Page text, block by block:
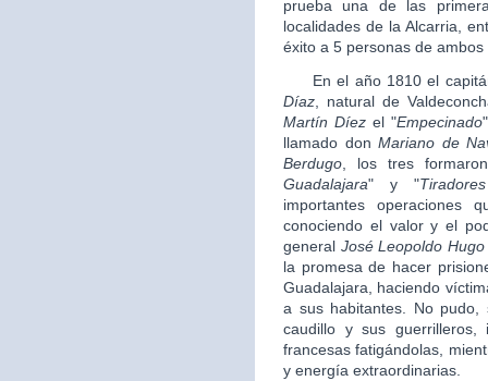
prueba una de las
localidades de la Alcarria,
éxito a 5 personas de ambos
En el año 1810 el
Díaz , natural de
Martín Díez el "Empecinado
llamado donMariano de
Berdugo , los tres
Guadalajara" y "
importantes
conociendo el valor y el
general José Leopoldo Hugo
la promesa de hacer
Guadalajara, haciendo
a sus habitantes. No pudo,
caudillo y sus guerrilleros,
francesas fatigándolas,
y energía extraordinarias.